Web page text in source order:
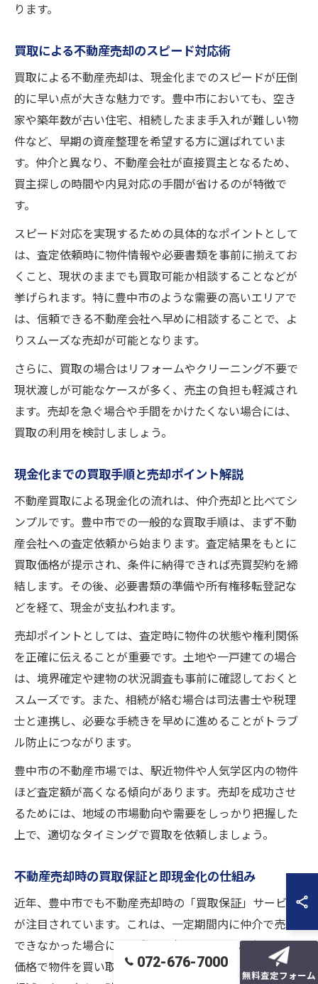
ります。
買取による不動産売却のスピード対応術
買取による不動産売却は、現金化までのスピードが圧倒
的に早い点が大きな魅力です。豊中市においても、空き
家や築年数が古い住宅、相続したまま手入れが難しい物
件など、早期の資産整理を希望する方に選ばれていま
す。仲介と異なり、不動産会社が直接買主となるため、
買主探しの時間や内見対応の手間が省けるのが特徴で
す。
スピード対応を実現するための具体的なポイントとして
は、査定依頼時に物件情報や必要書類を事前に揃えてお
くこと、現状のままでも買取可能か相談することなどが
挙げられます。特に豊中市のような需要の高いエリアで
は、信頼できる不動産会社へ早めに相談することで、よ
りスムーズな売却が可能となります。
さらに、買取の場合はリフォームやクリーニング不要で
現状渡しが可能なケースが多く、売主の負担も軽減され
ます。売却を急ぐ場合や手間をかけたくない場合には、
買取の利用を検討しましょう。
現金化までの買取手順と売却ポイント解説
不動産買取による現金化の流れは、仲介売却と比べてシ
ンプルです。豊中市での一般的な買取手順は、まず不動
産会社への査定依頼から始まります。査定結果をもとに
買取価格が提示され、条件に納得できれば売買契約を締
結します。その後、必要書類の準備や所有権移転登記な
どを経て、現金が支払われます。
売却ポイントとしては、査定時に物件の状態や権利関係
を正確に伝えることが重要です。土地や一戸建ての場合
は、境界確定や建物の状況調査も事前に確認しておくと
スムーズです。また、相続が絡む場合は司法書士や税理
士と連携し、必要な手続きを早めに進めることがトラブ
ル防止につながります。
豊中市の不動産市場では、駅近物件や人気学区内の物件
ほど査定額が高くなる傾向があります。売却を成功させ
るためには、地域の市場動向や需要をしっかり把握した
上で、適切なタイミングで買取を依頼しましょう。
不動産売却時の買取保証と即現金化の仕組み
近年、豊中市でも不動産売却時の「買取保証」サービス
が注目されています。これは、一定期間内に仲介で売却
できなかった場合に、不動産会社があらかじめ提示した
価格で物件を買い取る仕組みです。売却活動のリスクを
072-676-7000
無料査定フォーム